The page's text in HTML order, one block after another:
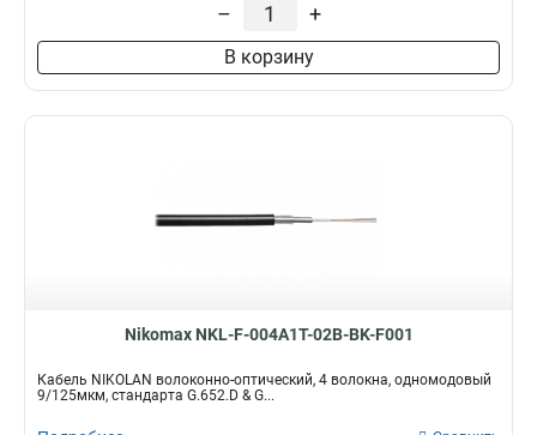
– +
В корзину
Nikomax NKL-F-004A1T-02B-BK-F001
Кабель NIKOLAN волоконно-оптический, 4 волокна, одномодовый
9/125мкм, стандарта G.652.D & G...